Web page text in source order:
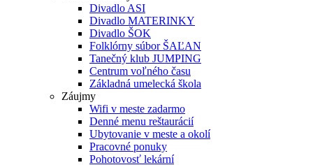
Divadlo ASI
Divadlo MATERINKY
Divadlo ŠOK
Folklórny súbor ŠAĽAN
Tanečný klub JUMPING
Centrum voľného času
Základná umelecká škola
Záujmy
Wifi v meste zadarmo
Denné menu reštaurácií
Ubytovanie v meste a okolí
Pracovné ponuky
Pohotovosť lekární